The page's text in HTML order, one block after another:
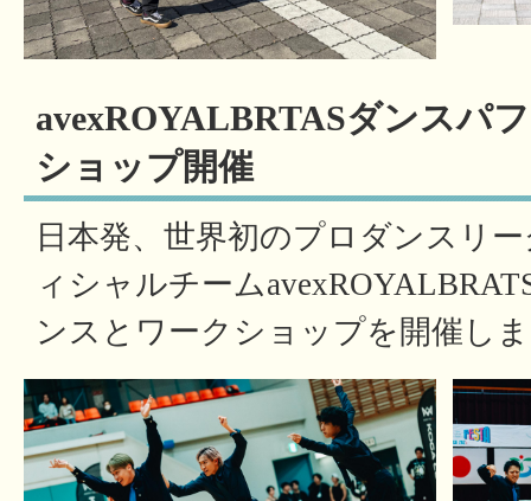
avexROYALBRTASダンスパ
ショップ開催
日本発、世界初のプロダンスリ
ィシャルチーム
ンスとワークショップを開催し